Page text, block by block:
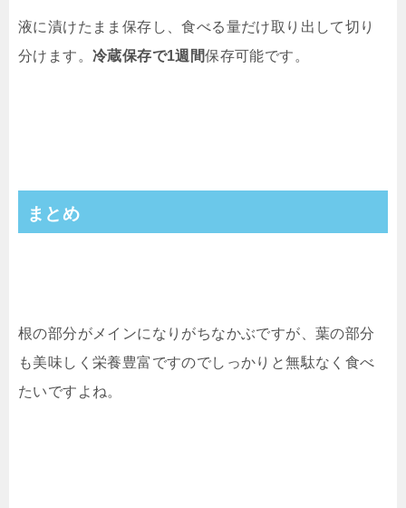
液に漬けたまま保存し、食べる量だけ取り出して切り
分けます。 冷蔵保存で1週間保存可能です。
まとめ
根の部分がメインになりがちなかぶですが、葉の部分
も美味しく栄養豊富ですのでしっかりと無駄なく食べ
たいですよね。